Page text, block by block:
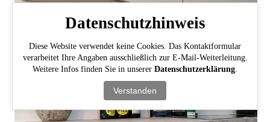
Datenschutzhinweis
Diese Website verwendet keine Cookies. Das Kontaktformular
verarbeitet Ihre Angaben ausschließlich zur E-Mail-Weiterleitung.
Weitere Infos finden Sie in unserer Datenschutzerklärung.
Verstanden